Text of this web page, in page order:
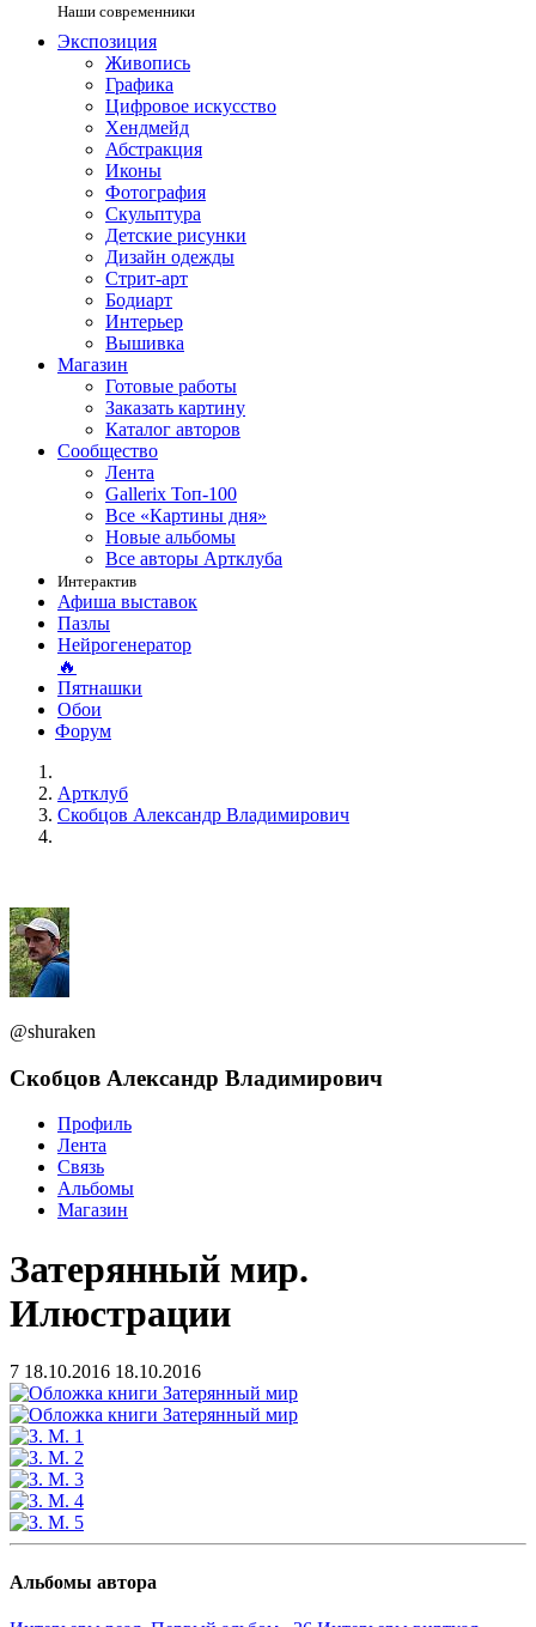
Наши современники
Экспозиция
Живопись
Графика
Цифровое искусство
Хендмейд
Абстракция
Иконы
Фотография
Скульптура
Детские рисунки
Дизайн одежды
Стрит-арт
Бодиарт
Интерьер
Вышивка
Магазин
Готовые работы
Заказать картину
Каталог авторов
Сообщество
Лента
Gallerix Топ-100
Все «Картины дня»
Новые альбомы
Все авторы Артклуба
Интерактив
Афиша выставок
Пазлы
Нейрогенератор
🔥
Пятнашки
Обои
Форум
Артклуб
Скобцов Александр Владимирович
@shuraken
Скобцов Александр Владимирович
Профиль
Лента
Связь
Альбомы
Магазин
Затерянный мир.
Илюстрации
7 18.10.2016 18.10.2016
Альбомы автора